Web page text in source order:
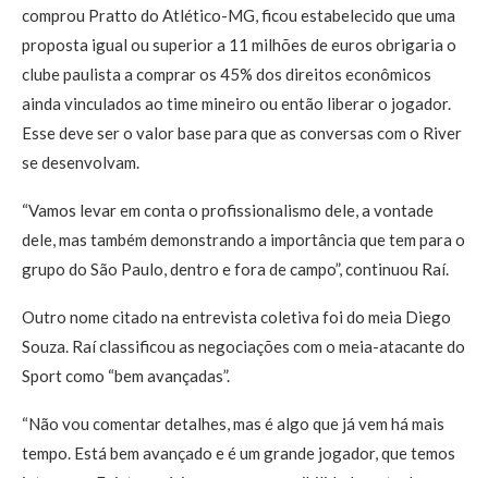
comprou Pratto do Atlético-MG, ficou estabelecido que uma
proposta igual ou superior a 11 milhões de euros obrigaria o
clube paulista a comprar os 45% dos direitos econômicos
ainda vinculados ao time mineiro ou então liberar o jogador.
Esse deve ser o valor base para que as conversas com o River
se desenvolvam.
“Vamos levar em conta o profissionalismo dele, a vontade
dele, mas também demonstrando a importância que tem para o
grupo do São Paulo, dentro e fora de campo”, continuou Raí.
Outro nome citado na entrevista coletiva foi do meia Diego
Souza. Raí classificou as negociações com o meia-atacante do
Sport como “bem avançadas”.
“Não vou comentar detalhes, mas é algo que já vem há mais
tempo. Está bem avançado e é um grande jogador, que temos